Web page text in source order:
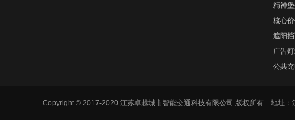
精神
核心
遮阳
广告
公共
Copyright © 2017-2020.江苏卓越城市智能交通科技有限公司 版权所有 地址